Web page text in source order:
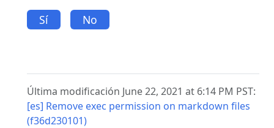
Sí No
Última modificación June 22, 2021 at 6:14 PM PST:
[es] Remove exec permission on markdown files
(f36d230101)